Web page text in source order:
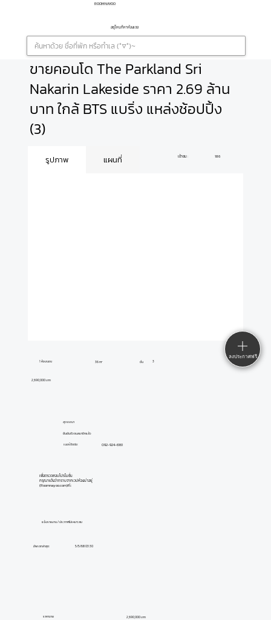
ROOMNAYOO
อยู่ไหนก็หาห้องเจอ
ขายคอนโด The Parkland Sri
Nakarin Lakeside ราคา 2.69 ล้าน
บาท ใกล้ BTS แบริ่ง แหล่งช้อปปิ้ง
(3)
สุวรรณา
เบอร์ติดต่อ:
ยืนยันตัวตนสมาชิกแล้ว
อัพเดทล่าสุด: 5/5/68 03:30
092-924-6161
เพื่อตรวจสอบโปรโมชั่น
กรุณาแจ้งว่าทราบจากเวปห้องน่าอยู่
(Roomnayoo.com)ค่ะ
แจ้งรายงาน / ประกาศไม่เหมาะสม
1 ห้องนอน 3
ชั้น
36 m²
2,690,000 บาท
รูปภาพ แผนที่ เข้าชม : 186
2,690,000 บาท
ราคาขาย
ลงประกาศฟรี